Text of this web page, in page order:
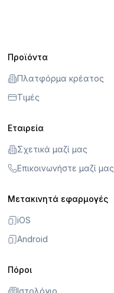
Προϊόντα
Πλατφόρμα κρέατος
Τιμές
Εταιρεία
Σχετικά μαζί μας
Επικοινωνήστε μαζί μας
Μετακινητά εφαρμογές
iOS
Android
Πόροι
Ιστολόγιο